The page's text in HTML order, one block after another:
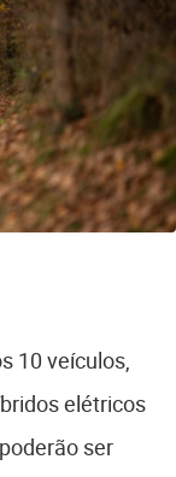
10 veículos,
elétricos
ser